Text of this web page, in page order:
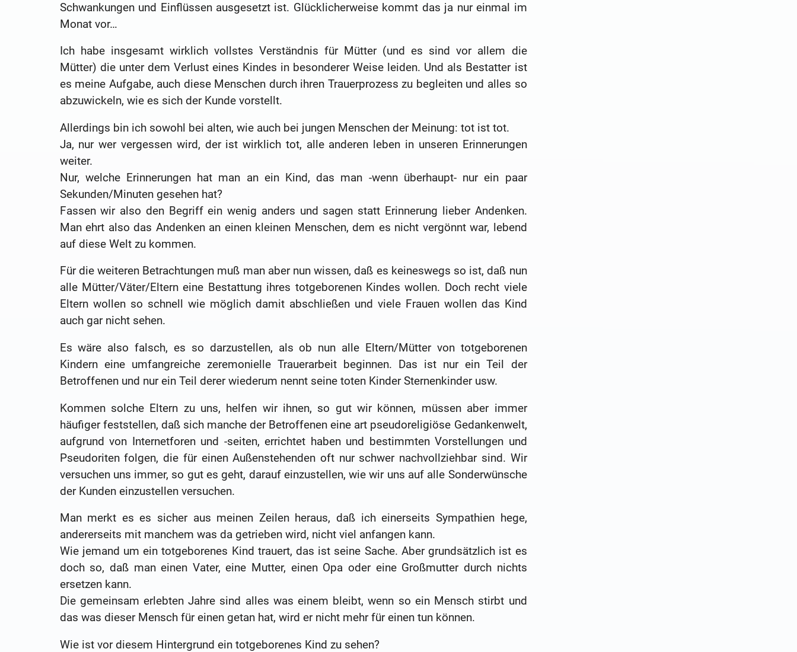
Schwankungen und Einflüssen ausgesetzt ist. Glücklicherweise kommt das ja nur einmal im
Monat vor…
Ich habe insgesamt wirklich vollstes Verständnis für Mütter (und es sind vor allem die
Mütter) die unter dem Verlust eines Kindes in besonderer Weise leiden. Und als Bestatter ist
es meine Aufgabe, auch diese Menschen durch ihren Trauerprozess zu begleiten und alles so
abzuwickeln, wie es sich der Kunde vorstellt.
Allerdings bin ich sowohl bei alten, wie auch bei jungen Menschen der Meinung: tot ist tot.
Ja, nur wer vergessen wird, der ist wirklich tot, alle anderen leben in unseren Erinnerungen
weiter.
Nur, welche Erinnerungen hat man an ein Kind, das man -wenn überhaupt- nur ein paar
Sekunden/Minuten gesehen hat?
Fassen wir also den Begriff ein wenig anders und sagen statt Erinnerung lieber Andenken.
Man ehrt also das Andenken an einen kleinen Menschen, dem es nicht vergönnt war, lebend
auf diese Welt zu kommen.
Für die weiteren Betrachtungen muß man aber nun wissen, daß es keineswegs so ist, daß nun
alle Mütter/Väter/Eltern eine Bestattung ihres totgeborenen Kindes wollen. Doch recht viele
Eltern wollen so schnell wie möglich damit abschließen und viele Frauen wollen das Kind
auch gar nicht sehen.
Es wäre also falsch, es so darzustellen, als ob nun alle Eltern/Mütter von totgeborenen
Kindern eine umfangreiche zeremonielle Trauerarbeit beginnen. Das ist nur ein Teil der
Betroffenen und nur ein Teil derer wiederum nennt seine toten Kinder Sternenkinder usw.
Kommen solche Eltern zu uns, helfen wir ihnen, so gut wir können, müssen aber immer
häufiger feststellen, daß sich manche der Betroffenen eine art pseudoreligiöse Gedankenwelt,
aufgrund von Internetforen und -seiten, errichtet haben und bestimmten Vorstellungen und
Pseudoriten folgen, die für einen Außenstehenden oft nur schwer nachvollziehbar sind. Wir
versuchen uns immer, so gut es geht, darauf einzustellen, wie wir uns auf alle Sonderwünsche
der Kunden einzustellen versuchen.
Man merkt es es sicher aus meinen Zeilen heraus, daß ich einerseits Sympathien hege,
andererseits mit manchem was da getrieben wird, nicht viel anfangen kann.
Wie jemand um ein totgeborenes Kind trauert, das ist seine Sache. Aber grundsätzlich ist es
doch so, daß man einen Vater, eine Mutter, einen Opa oder eine Großmutter durch nichts
ersetzen kann.
Die gemeinsam erlebten Jahre sind alles was einem bleibt, wenn so ein Mensch stirbt und
das was dieser Mensch für einen getan hat, wird er nicht mehr für einen tun können.
Wie ist vor diesem Hintergrund ein totgeborenes Kind zu sehen?